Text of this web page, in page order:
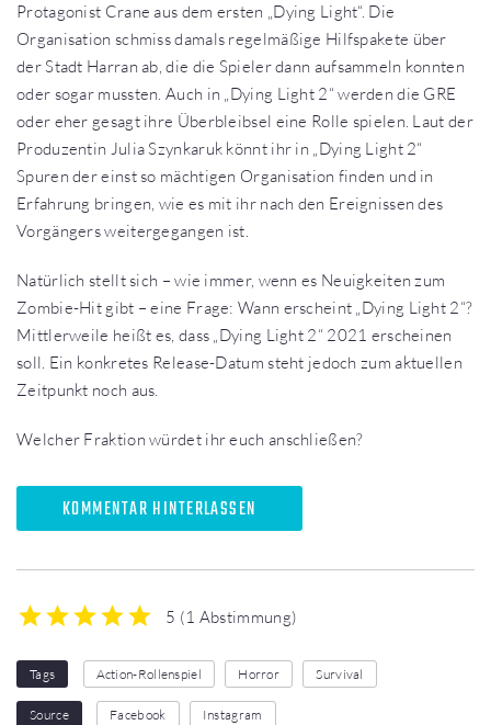
Protagonist Crane aus dem ersten „Dying Light“. Die
Organisation schmiss damals regelmäßige Hilfspakete über
der Stadt Harran ab, die die Spieler dann aufsammeln konnten
oder sogar mussten. Auch in „Dying Light 2“ werden die GRE
oder eher gesagt ihre Überbleibsel eine Rolle spielen. Laut der
Produzentin Julia Szynkaruk könnt ihr in „Dying Light 2“
Spuren der einst so mächtigen Organisation finden und in
Erfahrung bringen, wie es mit ihr nach den Ereignissen des
Vorgängers weitergegangen ist.
Natürlich stellt sich – wie immer, wenn es Neuigkeiten zum
Zombie-Hit gibt – eine Frage: Wann erscheint „Dying Light 2“?
Mittlerweile heißt es, dass „Dying Light 2“ 2021 erscheinen
soll. Ein konkretes Release-Datum steht jedoch zum aktuellen
Zeitpunkt noch aus.
Welcher Fraktion würdet ihr euch anschließen?
KOMMENTAR HINTERLASSEN
5 (1 Abstimmung)
Tags Action-Rollenspiel Horror Survival
Source Facebook Instagram